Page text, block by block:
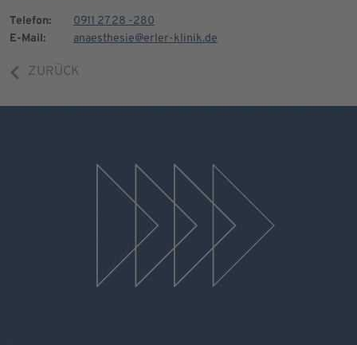
Telefon:
0911 27 28 -280
E-Mail:
anaesthesie@erler-klinik.de
ZURÜCK